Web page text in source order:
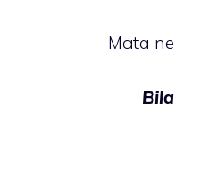
Mata ne
Bila